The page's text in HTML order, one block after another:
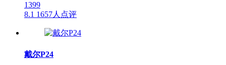
1399
8.1 1657人点评
戴尔P24